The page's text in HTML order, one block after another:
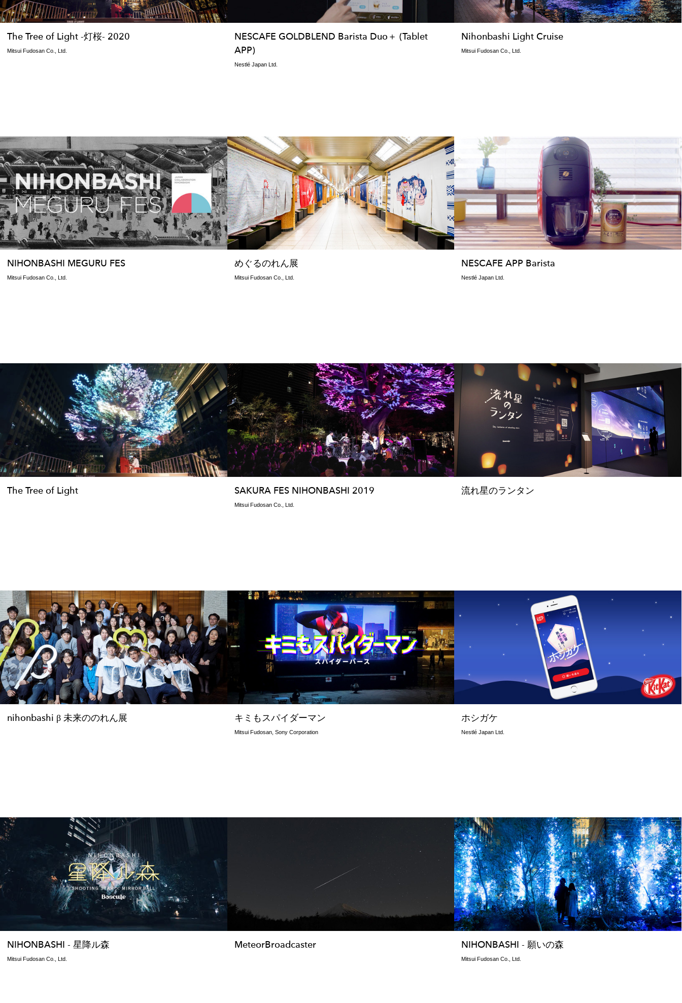
The Tree of Light -灯桜- 2020
Mitsui Fudosan Co., Ltd.
NESCAFE GOLDBLEND Barista Duo＋ (Tablet
APP)
Nestlé Japan Ltd.
Nihonbashi Light Cruise
Mitsui Fudosan Co., Ltd.
NIHONBASHI MEGURU FES
Mitsui Fudosan Co., Ltd.
めぐるのれん展
Mitsui Fudosan Co., Ltd.
NESCAFE APP Barista
Nestlé Japan Ltd.
The Tree of Light SAKURA FES NIHONBASHI 2019
Mitsui Fudosan Co., Ltd.
流れ星のランタン
nihonbashi β 未来ののれん展 キミもスパイダーマン
Mitsui Fudosan, Sony Corporation
ホシガケ
Nestlé Japan Ltd.
NIHONBASHI - 星降ル森
Mitsui Fudosan Co., Ltd.
MeteorBroadcaster NIHONBASHI - 願いの森
Mitsui Fudosan Co., Ltd.